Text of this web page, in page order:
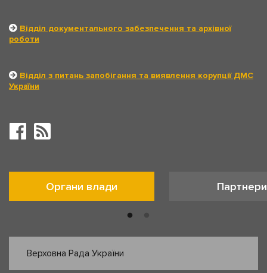
Відділ документального забезпечення та архівної
роботи
Відділ з питань запобігання та виявлення корупції ДМС
України
Органи влади Партнери
Верховна Рада України